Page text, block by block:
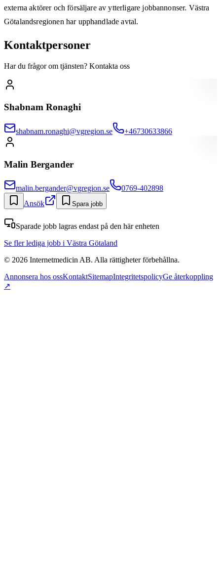
externa aktörer och försäljare av ytterligare jobbannonser. Västra
Götalandsregionen har upphandlade avtal.
Kontaktpersoner
Har du frågor om tjänsten? Kontakta oss
Shabnam Ronaghi
shabnam.ronaghi@vgregion.se +46730633866
Malin Bergander
malin.bergander@vgregion.se
0769-402898
Ansök
Spara jobb
Sparade jobb lagras endast på den här enheten
Se fler lediga jobb i Västra Götaland
© 2026 Internetmedicin AB. Alla rättigheter förbehållna.
Annonsera hos ossKontaktSitemapIntegritetspolicyGe återkoppling
↗